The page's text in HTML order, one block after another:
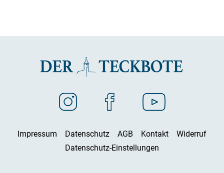
Impressum Datenschutz AGB Kontakt
Widerruf
Datenschutz-Einstellungen